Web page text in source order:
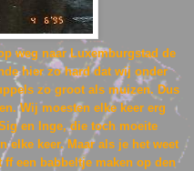
weg naar Luxemburgstad de
hier zo hard dat wij onder
zo groot als muizen. Dus
Wij moesten elke keer erg
en Inge, die toch moeite
elke keer. Maar als je het weet
een babbeltje maken op den